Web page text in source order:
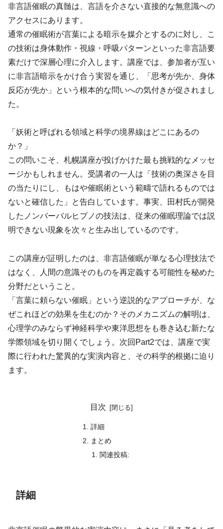
非言語催眠の真髄は、言語を介さない直接的な無意識への
アクセスにあります。
通常の催眠術が言葉による暗示を媒介とするのに対し、こ
の技術は身体動作・視線・呼吸パターンといった非言語要
素だけで深層心理に介入します。講座では、参加者が互い
に非言語暗示をかけ合う実習を通じ、「思考が先か、身体
反応が先か」という根本的な問いへの気付きが促されまし
た。
「妖術と呼ばれる領域と科学の境界線はどこにあるの
か？」
この問いこそ、札幌講座が投げかけた最も挑戦的なメッセ
ージかもしれません。受講者の一人は「技術の奥深さを目
の当たりにし、もはや催眠術という範疇で語れるものでは
ないと確信した」と告白しています。事実、田村氏が開発
したノンバーバルヒプノの技法は、従来の催眠理論では説
明できない現象を次々と生み出しているのです。
この講座が証明したのは、非言語催眠が単なる心理技法で
はなく、人間の意識そのものを再定義する可能性を秘めた
分野だということ。
「言葉に頼らない催眠」という逆説的なアプローチが、な
ぜこれほどの効果を生むのか？そのメカニズムの解明は、
心理学のみならず神経科学や東洋思想をも巻き込む新たな
学際領域を切り開くでしょう。次回Part2では、講座で実
際に行われた驚異的な実演内容と、その科学的根拠に迫り
ます。
目次
詳細
まとめ
関連投稿:
詳細